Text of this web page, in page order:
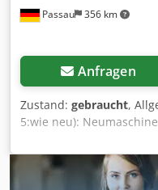
Passau 356 km
Anfragen
Zustand: gebraucht,
5:wie neu):
Gewicht 22,5kg